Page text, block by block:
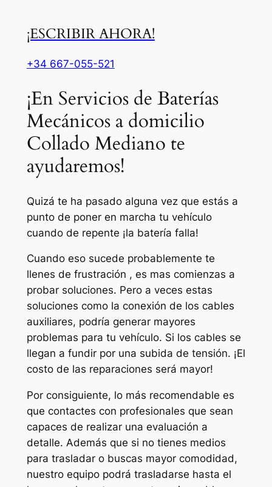
¡ESCRIBIR AHORA!
+34 667-055-521
¡En Servicios de Baterías
Mecánicos a domicilio
Collado Mediano te
ayudaremos!
Quizá te ha pasado alguna vez que estás a
punto de poner en marcha tu vehículo
cuando de repente ¡la batería falla!
Cuando eso sucede probablemente te
llenes de frustración , es mas comienzas a
probar soluciones. Pero a veces estas
soluciones como la conexión de los cables
auxiliares, podría generar mayores
problemas para tu vehículo. Si los cables se
llegan a fundir por una subida de tensión. ¡El
costo de las reparaciones será mayor!
Por consiguiente, lo más recomendable es
que contactes con profesionales que sean
capaces de realizar una evaluación a
detalle. Además que si no tienes medios
para trasladar o buscas mayor comodidad,
nuestro equipo podrá trasladarse hasta el